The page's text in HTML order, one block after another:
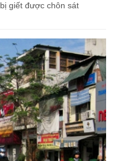
giết được chôn sát